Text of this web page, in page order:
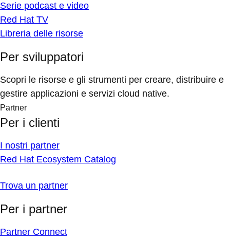
Serie podcast e video
Red Hat TV
Libreria delle risorse
Per sviluppatori
Scopri le risorse e gli strumenti per creare, distribuire e
gestire applicazioni e servizi cloud native.
Partner
Per i clienti
I nostri partner
Red Hat Ecosystem Catalog
Trova un partner
Per i partner
Partner Connect